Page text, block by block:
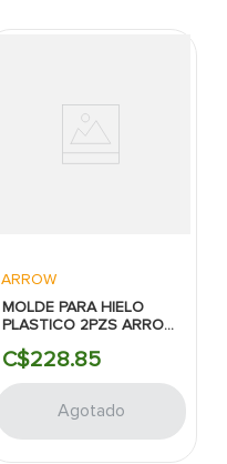
ARROW
MOLDE PARA HIELO
PLASTICO 2PZS ARROW
C$228.85
Agotado